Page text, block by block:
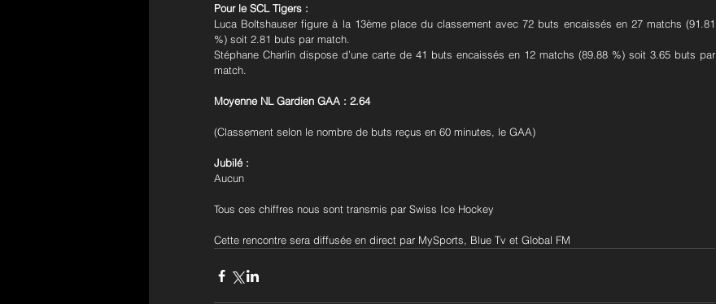
Pour le SCL Tigers :
Luca Boltshauser figure à la 13ème place du classement avec 72 buts encaissés en 27 matchs (91.81
%) soit 2.81 buts par match.
Stéphane Charlin dispose d’une carte de 41 buts encaissés en 12 matchs (89.88 %) soit 3.65 buts par
match.
Moyenne NL Gardien GAA : 2.64
(Classement selon le nombre de buts reçus en 60 minutes, le GAA)
Jubilé :
Aucun
Tous ces chiffres nous sont transmis par Swiss Ice Hockey
Cette rencontre sera diffusée en direct par MySports, Blue Tv et Global FM